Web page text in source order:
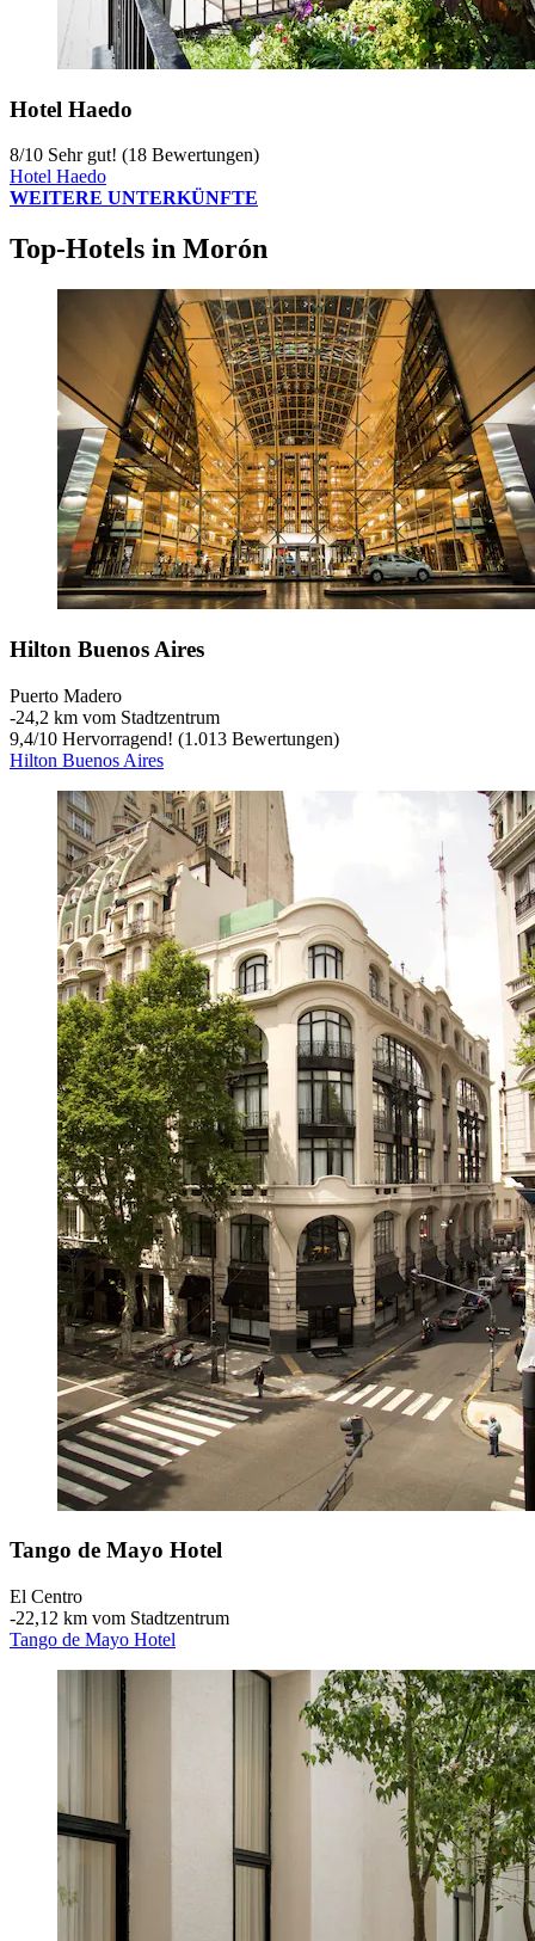
Hotel Haedo
8/10 Sehr gut! (18 Bewertungen)
Hotel Haedo
WEITERE UNTERKÜNFTE
Top-Hotels in Morón
Hilton Buenos Aires
Puerto Madero
‐24,2 km vom Stadtzentrum
9,4/10 Hervorragend! (1.013 Bewertungen)
Hilton Buenos Aires
Tango de Mayo Hotel
El Centro
‐22,12 km vom Stadtzentrum
Tango de Mayo Hotel